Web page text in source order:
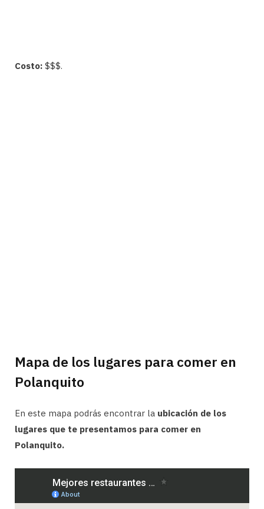
Costo: $$$.
Mapa de los lugares para comer en
Polanquito
En este mapa podrás encontrar la ubicación de los
lugares que te presentamos para comer en
Polanquito.